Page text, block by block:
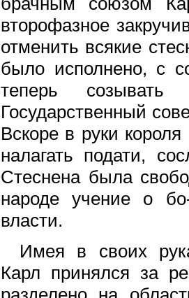
второфазное
отменить всякие
было исполнено, с
теперь
Государственный
Вскоре в руки
налагать подати,
Стеснена была
народе учение о
власти.
Имея в своих
Карл принялся за